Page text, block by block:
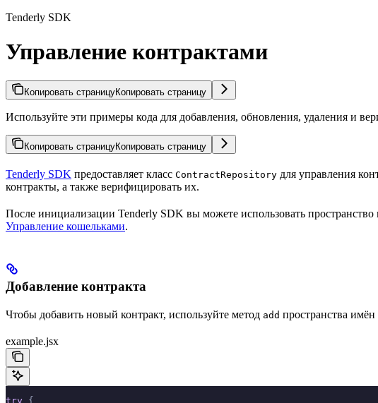
Tenderly SDK
Управление контрактами
Копировать страницуКопировать страницу
Используйте эти примеры кода для добавления, обновления, удаления и
Копировать страницуКопировать страницу
Tenderly SDK предоставляет класс ContractRepository для управления
контракты, а также верифицировать их.
После инициализации Tenderly SDK вы можете использовать пространство
Управление кошельками.
Добавление контракта
Чтобы добавить новый контракт, используйте метод add пространства имён
example.jsx
try {